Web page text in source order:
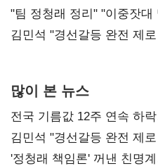
"팀 정청래 정리" "이중잣
다툼 격화
김민석 "경선갈등 완전 제
많이 본 뉴스
전국 기름값 12주 연속 하
김민석 "경선갈등 완전 제
사과부터"
'정청래 책임론' 꺼낸 친명